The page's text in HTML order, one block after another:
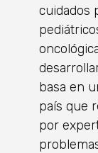
cuidados
basa en
país que
por